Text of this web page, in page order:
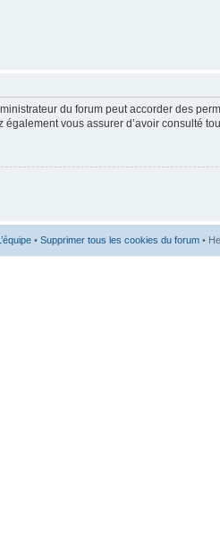
du forum peut accorder des
vous assurer d’avoir consulté
• Supprimer tous les cookies du forum •